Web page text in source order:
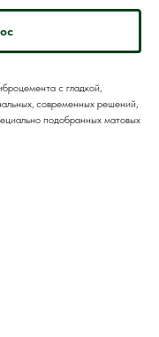
с гладкой,
современных решений,
подобранных матовых